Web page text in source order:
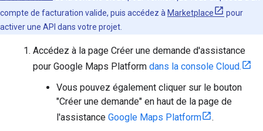
compte de facturation valide, puis accédez à Marketplace
pour
activer une API dans votre projet.
Accédez à la page Créer une demande d'assistance
pour Google Maps Platform dans la console Cloud.
Vous pouvez également cliquer sur le bouton
"Créer une demande" en haut de la page de
l'assistance Google Maps Platform
.